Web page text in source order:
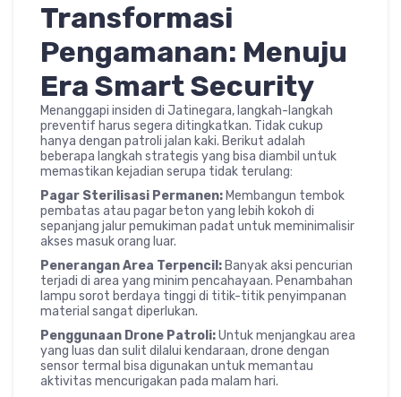
Transformasi
Pengamanan: Menuju
Era Smart Security
Menanggapi insiden di Jatinegara, langkah-langkah
preventif harus segera ditingkatkan. Tidak cukup
hanya dengan patroli jalan kaki. Berikut adalah
beberapa langkah strategis yang bisa diambil untuk
memastikan kejadian serupa tidak terulang:
Pagar Sterilisasi Permanen: Membangun tembok
pembatas atau pagar beton yang lebih kokoh di
sepanjang jalur pemukiman padat untuk meminimalisir
akses masuk orang luar.
Penerangan Area Terpencil: Banyak aksi pencurian
terjadi di area yang minim pencahayaan. Penambahan
lampu sorot berdaya tinggi di titik-titik penyimpanan
material sangat diperlukan.
Penggunaan Drone Patroli:Untuk menjangkau area
yang luas dan sulit dilalui kendaraan, drone dengan
sensor termal bisa digunakan untuk memantau
aktivitas mencurigakan pada malam hari.